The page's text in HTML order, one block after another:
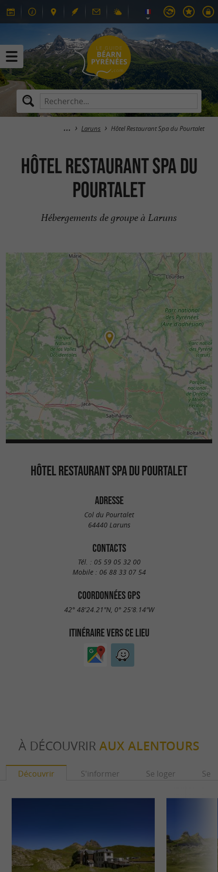
Laruns Hôtel Restaurant Spa du Pourtalet
Hôtel Restaurant Spa du
Pourtalet
Hébergements de groupe à Laruns
HÔTEL RESTAURANT SPA DU POURTALET
ADRESSE
Col du Pourtalet
64440 Laruns
CONTACTS
Tél. : 05 59 05 32 00
Mobile : 06 88 33 07 54
COORDONNÉES GPS
42° 48'24.21"N, 0° 25'8.14"W
ITINÉRAIRE VERS CE LIEU
À DÉCOUVRIR AUX ALENTOURS
Découvrir S'informer Se loger Se